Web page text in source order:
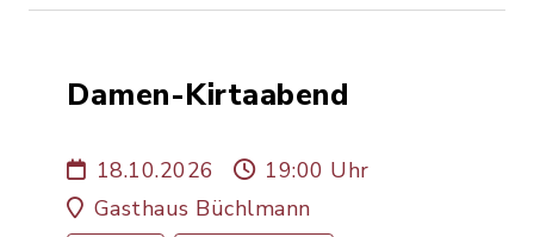
Damen-Kirtaabend
18.10.2026
19:00 Uhr
Gasthaus Büchlmann